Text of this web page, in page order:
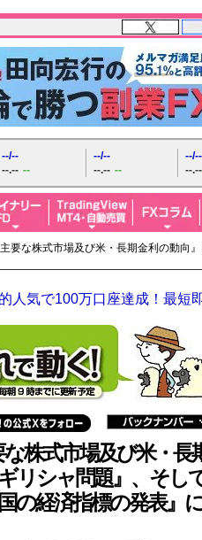
--/--
--.-- --
--/--
--.-- --
--/--
--.--
要な株式市場及び米・長期金利の動向
人気で100万口座達成！最短
な株式市場及び米・長
リシャ問題』、そし
の経済指標の発表』